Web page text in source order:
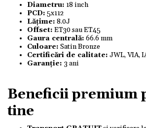
Diametru: 18 inch
PCD: 5x112
Lățime: 8.0J
Offset: ET30 sau ET45
Gaura centrală: 66.6 mm
Culoare: Satin Bronze
Certificări de calitate: JWL, VIA,
Garanție: 3 ani
Beneficii premium
tine